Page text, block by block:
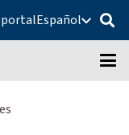
portalEspañol